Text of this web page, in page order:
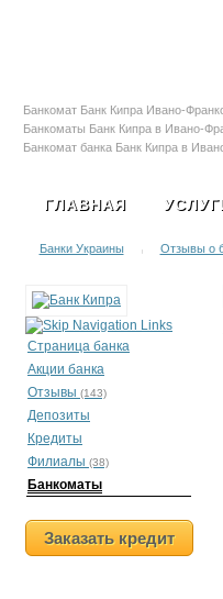
Банкомат Банк Кипра Ивано-
Банкоматы Банк Кипра в Ивано-
Банкомат банка Банк Кипра в
в Ивано-Франковске
ГЛАВНАЯ
Банки Украины | Отзывы о
Страница банка
Акции банка
Отзывы (143)
Депозиты
Кредиты
Филиалы (38)
Банкоматы
Заказать кредит